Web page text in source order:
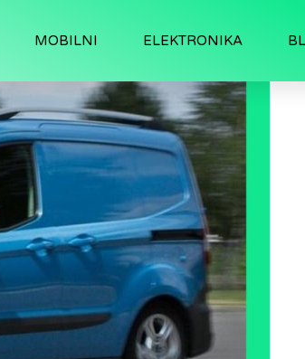
MOBILNI ELEKTRONIKA